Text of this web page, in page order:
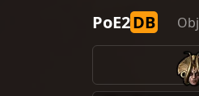
PoE2DB